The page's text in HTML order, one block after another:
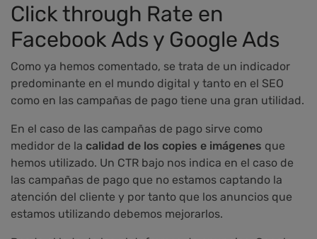
Click through Rate en
Facebook Ads y Google Ads
Como ya hemos comentado, se trata de un indicador
predominante en el mundo digital y tanto en el SEO
como en las campañas de pago tiene una gran utilidad.
En el caso de las campañas de pago sirve como
medidor de la calidad de los copies e imágenes que
hemos utilizado. Un CTR bajo nos indica en el caso de
las campañas de pago que no estamos captando la
atención del cliente y por tanto que los anuncios que
estamos utilizando debemos mejorarlos.